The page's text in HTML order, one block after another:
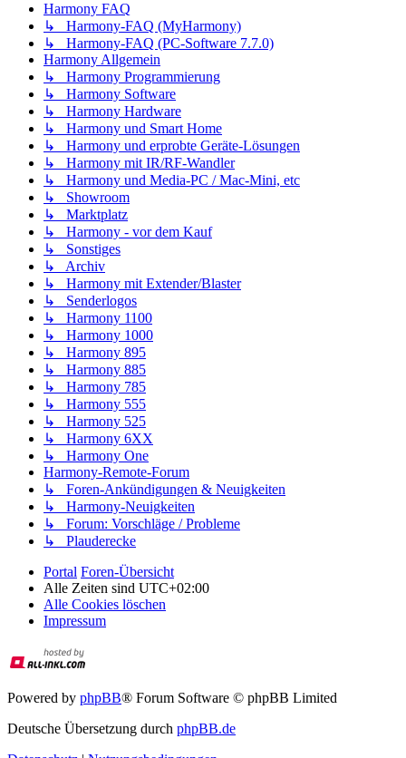
Harmony FAQ
↳ Harmony-FAQ (MyHarmony)
↳ Harmony-FAQ (PC-Software 7.7.0)
Harmony Allgemein
↳ Harmony Programmierung
↳ Harmony Software
↳ Harmony Hardware
↳ Harmony und Smart Home
↳ Harmony und erprobte Geräte-Lösungen
↳ Harmony mit IR/RF-Wandler
↳ Harmony und Media-PC / Mac-Mini, etc
↳ Showroom
↳ Marktplatz
↳ Harmony - vor dem Kauf
↳ Sonstiges
↳ Archiv
↳ Harmony mit Extender/Blaster
↳ Senderlogos
↳ Harmony 1100
↳ Harmony 1000
↳ Harmony 895
↳ Harmony 885
↳ Harmony 785
↳ Harmony 555
↳ Harmony 525
↳ Harmony 6XX
↳ Harmony One
Harmony-Remote-Forum
↳ Foren-Ankündigungen & Neuigkeiten
↳ Harmony-Neuigkeiten
↳ Forum: Vorschläge / Probleme
↳ Plauderecke
Portal Foren-Übersicht
Alle Zeiten sind UTC+02:00
Alle Cookies löschen
Impressum
Powered by phpBB® Forum Software © phpBB Limited
Deutsche Übersetzung durch phpBB.de